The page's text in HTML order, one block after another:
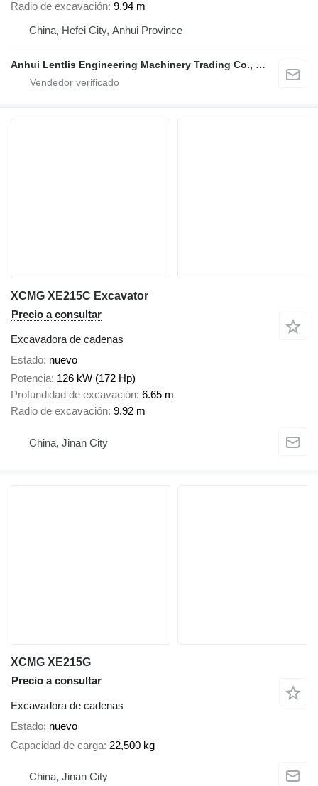
Radio de excavación 9.94 m
China, Hefei City, Anhui Province
Anhui Lentlis Engineering Machinery Trading Co., Ltd.
XCMG XE215C Excavator
Precio a consultar
Excavadora de cadenas
Estado nuevo
Potencia 126 kW (172 Hp)
Profundidad de excavación 6.65 m
Radio de excavación 9.92 m
China, Jinan City
XCMG XE215G
Precio a consultar
Excavadora de cadenas
Estado nuevo
Capacidad de carga 22,500 kg
China, Jinan City